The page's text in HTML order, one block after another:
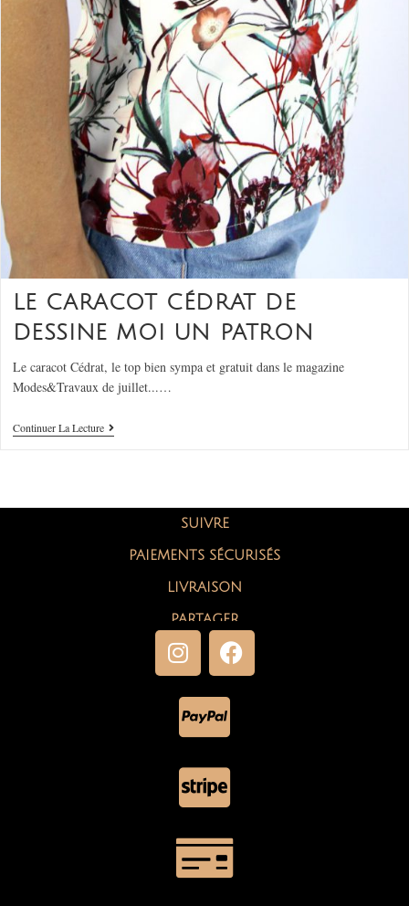
LE CARACOT CÉDRAT DE
DESSINE MOI UN PATRON
Le caracot Cédrat, le top bien sympa et gratuit dans le magazine
Modes&Travaux de juillet...…
Continuer La Lecture
SUIVRE
PAIEMENTS SÉCURISÉS
LIVRAISON
PARTAGER